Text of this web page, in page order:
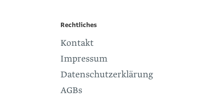
Rechtliches
Kontakt
Impressum
Datenschutzerklärung
AGBs